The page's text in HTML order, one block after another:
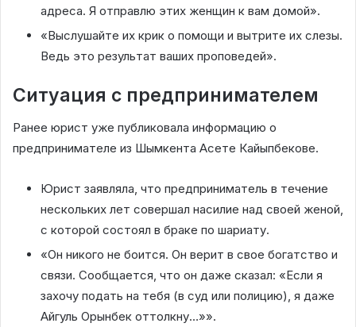
адреса. Я отправлю этих женщин к вам домой».
«Выслушайте их крик о помощи и вытрите их слезы.
Ведь это результат ваших проповедей».
Ситуация с предпринимателем
Ранее юрист уже публиковала информацию о
предпринимателе из Шымкента Асете Кайыпбекове.
Юрист заявляла, что предприниматель в течение
нескольких лет совершал насилие над своей женой,
с которой состоял в браке по шариату.
«Он никого не боится. Он верит в свое богатство и
связи. Сообщается, что он даже сказал: «Если я
захочу подать на тебя (в суд или полицию), я даже
Айгуль Орынбек оттолкну…»».